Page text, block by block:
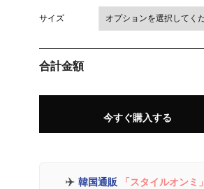
サイズ
合計金額
今すぐ購入する
✈️ 韓国通販 「スタイルオンミ」